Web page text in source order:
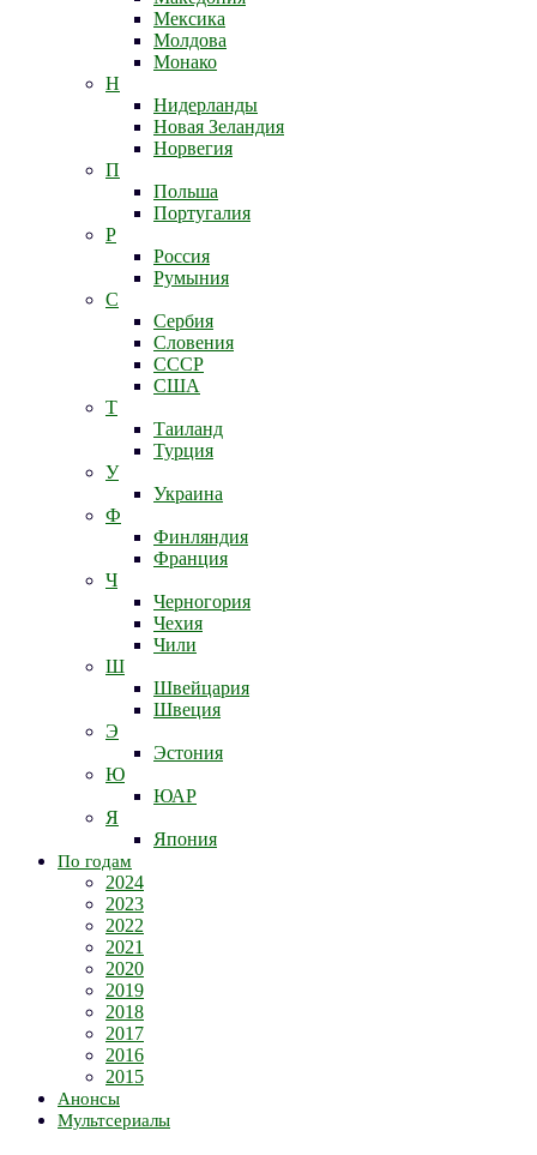
Мексика
Молдова
Монако
Н
Нидерланды
Новая Зеландия
Норвегия
П
Польша
Португалия
Р
Россия
Румыния
С
Сербия
Словения
СССР
США
Т
Таиланд
Турция
У
Украина
Ф
Финляндия
Франция
Ч
Черногория
Чехия
Чили
Ш
Швейцария
Швеция
Э
Эстония
Ю
ЮАР
Я
Япония
По годам
2024
2023
2022
2021
2020
2019
2018
2017
2016
2015
Анонсы
Мультсериалы